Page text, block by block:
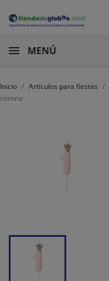
MENÚ
Inicio Artículos para fiestas
corona